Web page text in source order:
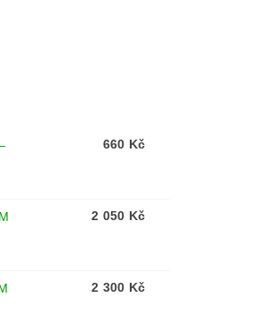
660 Kč
2 050 Kč
2 300 Kč